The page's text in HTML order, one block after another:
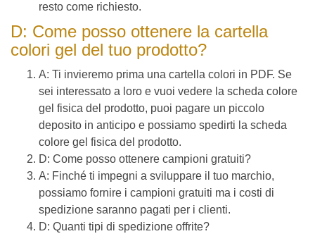
resto come richiesto.
D: Come posso ottenere la cartella
colori gel del tuo prodotto?
A: Ti invieremo prima una cartella colori in PDF. Se
sei interessato a loro e vuoi vedere la scheda colore
gel fisica del prodotto, puoi pagare un piccolo
deposito in anticipo e possiamo spedirti la scheda
colore gel fisica del prodotto.
D: Come posso ottenere campioni gratuiti?
A: Finché ti impegni a sviluppare il tuo marchio,
possiamo fornire i campioni gratuiti ma i costi di
spedizione saranno pagati per i clienti.
D: Quanti tipi di spedizione offrite?